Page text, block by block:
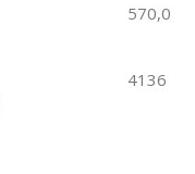
570,0
4136